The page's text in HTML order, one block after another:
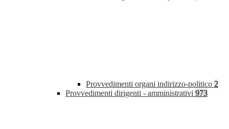
Provvedimenti organi indirizzo-politico 2
Provvedimenti dirigenti - amministrativi 973